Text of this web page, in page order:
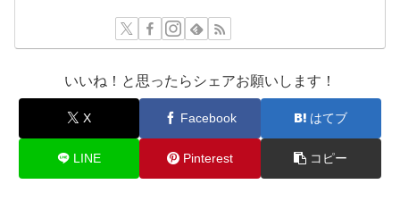
いいね！と思ったらシェアお願いします！
X Facebook はてブ
LINE Pinterest コピー